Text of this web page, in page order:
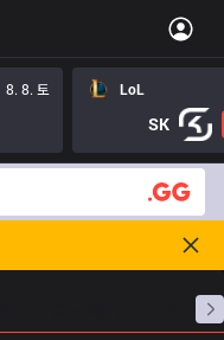
8. 8. 토
LoL
SK
프로빌